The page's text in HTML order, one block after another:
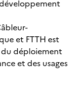
et FTTH est
déploiement
et des usages